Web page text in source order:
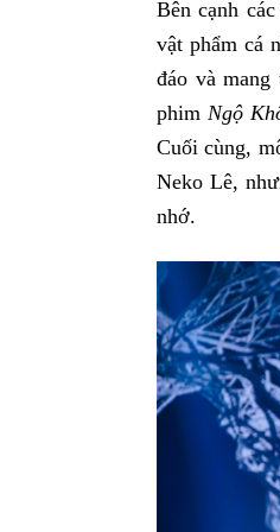
Bên cạnh
vật phẩm cá
đáo và
phim Ngộ
Cuối cùng,
Neko Lê,
nhớ.